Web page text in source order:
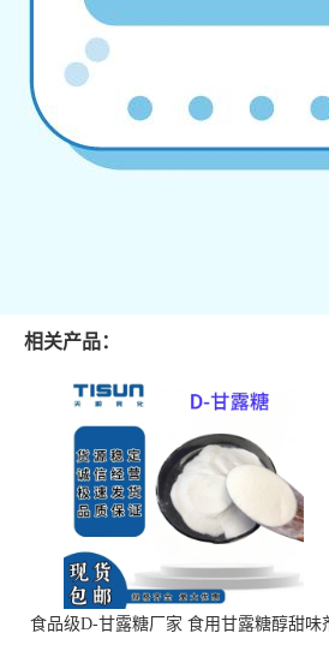
相关产品：
食品级D-甘露糖厂家 食用甘露糖醇甜味